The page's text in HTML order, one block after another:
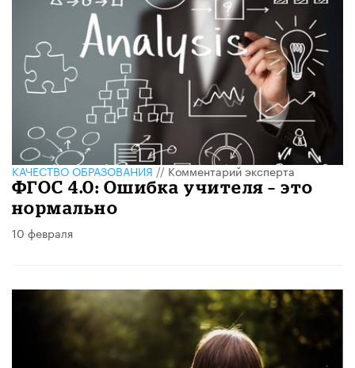
КАЧЕСТВО ОБРАЗОВАНИЯ//Комментарий эксперта
ФГОС 4.0: Ошибка учителя – это
нормально
10 февраля